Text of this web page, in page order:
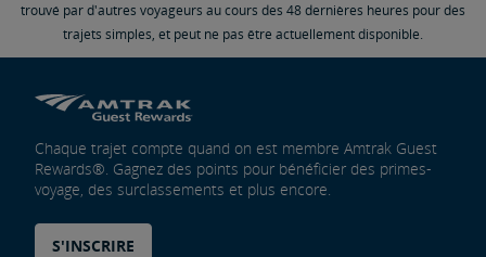
trouvé par d'autres voyageurs au cours des 48 dernières heures pour des
trajets simples, et peut ne pas être actuellement disponible.
Chaque trajet compte quand on est membre Amtrak Guest
Rewards®. Gagnez des points pour bénéficier des primes-
voyage, des surclassements et plus encore.
S'INSCRIRE